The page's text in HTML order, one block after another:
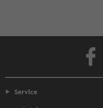
Service